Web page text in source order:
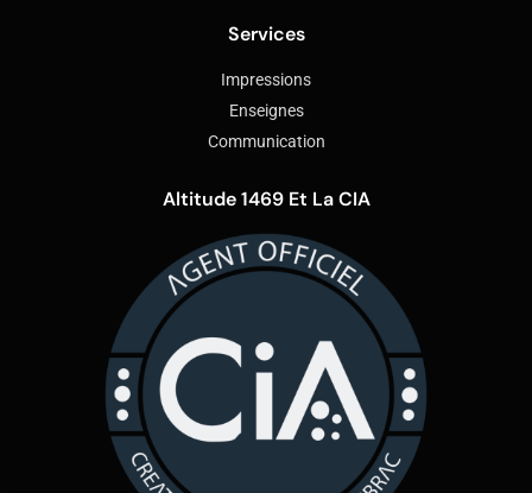
Services
Impressions
Enseignes
Communication
Altitude 1469 Et La CIA